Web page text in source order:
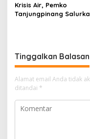
Krisis Air, Pemko
Tanjungpinang
Tinggalkan Balasan
Alamat email Anda tidak
ditandai *